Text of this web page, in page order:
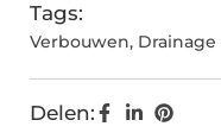
Tags:
Verbouwen,
Delen: